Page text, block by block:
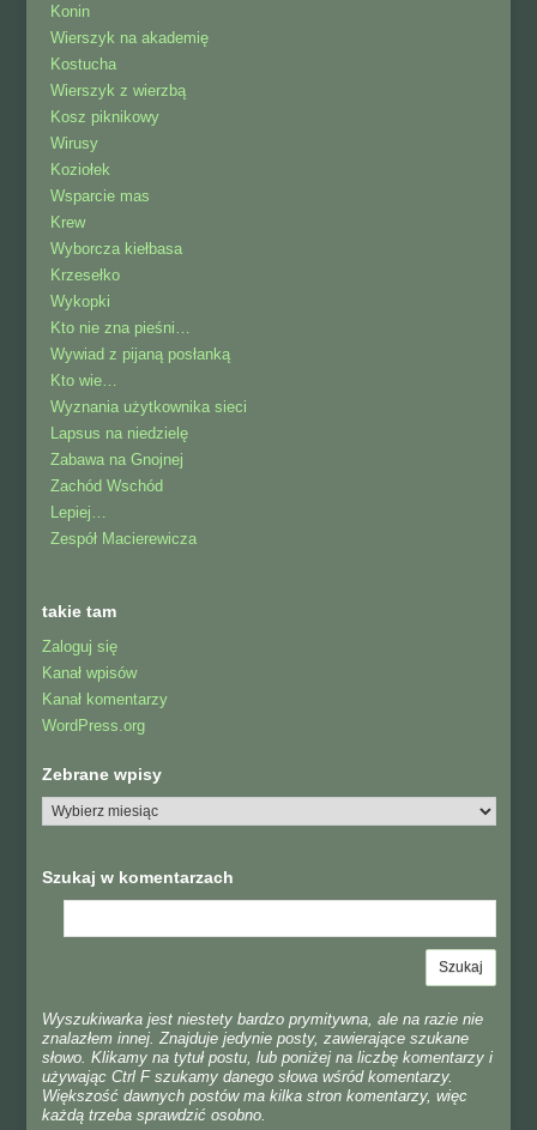
Konin
Wierszyk na akademię
Kostucha
Wierszyk z wierzbą
Kosz piknikowy
Wirusy
Koziołek
Wsparcie mas
Krew
Wyborcza kiełbasa
Krzesełko
Wykopki
Kto nie zna pieśni…
Wywiad z pijaną posłanką
Kto wie…
Wyznania użytkownika sieci
Lapsus na niedzielę
Zabawa na Gnojnej
Zachód Wschód
Lepiej…
Zespół Macierewicza
takie tam
Zaloguj się
Kanał wpisów
Kanał komentarzy
WordPress.org
Zebrane wpisy
Szukaj w komentarzach
Wyszukiwarka jest niestety bardzo prymitywna, ale na razie nie
znalazłem innej. Znajduje jedynie posty, zawierające szukane
słowo. Klikamy na tytuł postu, lub poniżej na liczbę komentarzy i
używając Ctrl F szukamy danego słowa wśród komentarzy.
Większość dawnych postów ma kilka stron komentarzy, więc
każdą trzeba sprawdzić osobno.